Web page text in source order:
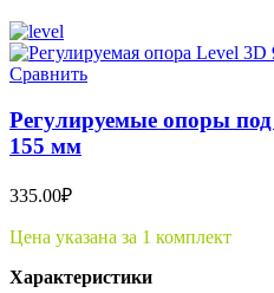
Сравнить
Регулируемые опоры
155 мм
335.00₽
Цена указана за 1 комплект
Характеристики